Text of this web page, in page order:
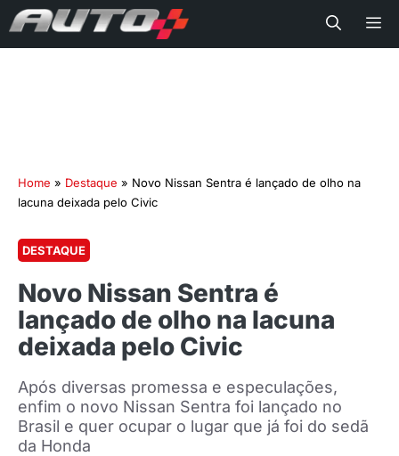
Home » Destaque » Novo Nissan Sentra é lançado de olho na
lacuna deixada pelo Civic
DESTAQUE
Novo Nissan Sentra é
lançado de olho na lacuna
deixada pelo Civic
Após diversas promessa e especulações,
enfim o novo Nissan Sentra foi lançado no
Brasil e quer ocupar o lugar que já foi do sedã
da Honda